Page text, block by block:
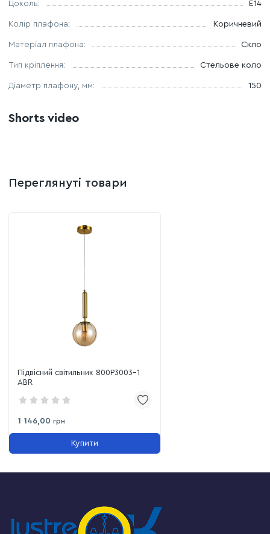
Цоколь: E14
Колір плафона: Коричневий
Матеріал плафона: Скло
Тип кріплення: Стельове коло
Дiаметр плафону, мм: 150
Shorts video
Переглянуті товари
Підвісний світильник 800P3003-1
ABR
1 146,00 грн
Купити